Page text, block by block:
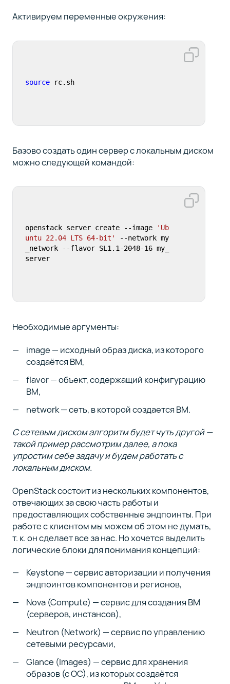
Активируем переменные окружения:
source rc.sh
Базово создать один сервер с локальным диском
можно следующей командой:
openstack server create --image
'Ub
untu 22.04 LTS 64-bit'
--network my
_network --flavor SL1.1-2048-16 my_
server
Необходимые аргументы:
image — исходный образ диска, из которого
создаётся ВМ,
flavor — объект, содержащий конфигурацию
ВМ,
network — сеть, в которой создается ВМ.
С сетевым диском алгоритм будет чуть другой —
такой пример рассмотрим далее, а пока
упростим себе задачу и будем работать с
локальным диском.
OpenStack состоит из нескольких компонентов,
отвечающих за свою часть работы и
предоставляющих собственные эндпоинты. При
работе с клиентом мы можем об этом не думать,
т. к. он сделает все за нас. Но хочется выделить
логические блоки для понимания концепций:
Keystone — сервис авторизации и получения
эндпоинтов компонентов и регионов,
Nova (Compute) — сервис для создания ВМ
(серверов, инстансов),
Neutron (Network) — сервис по управлению
сетевыми ресурсами,
Glance (Images) — сервис для хранения
образов (с ОС), из которых создаётся